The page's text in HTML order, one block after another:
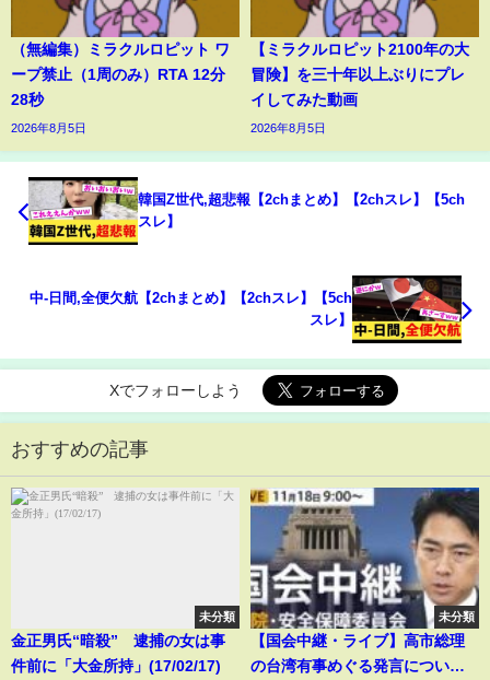
（無編集）ミラクルロピット ワ
ープ禁止（1周のみ）RTA 12分
28秒
2026年8月5日
【ミラクルロピット2100年の大
冒険】を三十年以上ぶりにプレ
イしてみた動画
2026年8月5日
韓国Z世代,超悲報【2chまとめ】【2chスレ】【5ch
スレ】
中-日間,全便欠航【2chまとめ】【2chスレ】【5ch
スレ】
Xでフォローしよう
おすすめの記事
未分類
金正男氏“暗殺” 逮捕の女は事
件前に「大金所持」(17/02/17)
未分類
【国会中継・ライブ】高市総理
の台湾有事めぐる発言について